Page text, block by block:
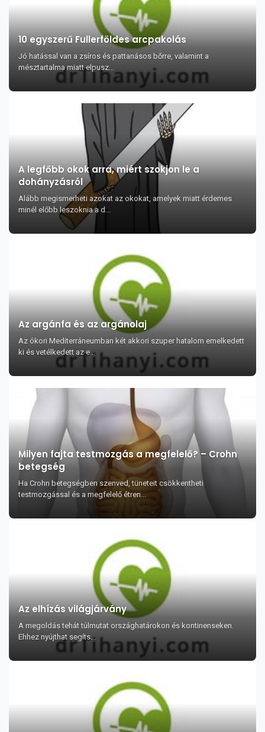
10 egyszerű Fullerföldes arcpakolás
Jó hatással van a zsíros és pattanásos bőrre, valamint a
mésztartalma miatt elpusz...
A legfőbb okok arra, miért szokjon le a
dohányzásról
Alább megismerheti azokat az okokat, amelyek miatt érdemes
minél előbb leszoknia a d...
Az argánfa és az argánolaj
Az ókori Mediterráneumban két akkori szuper hatalom emelkedett
ki és vetélkedett az e...
Milyen fajta testmozgás a megfelelő? – Crohn
betegség
Ha Crohn betegségben szenved, tüneteit csökkentheti
testmozgással és a megfelelő étren...
Az elhízás világjárvány
A megoldás tehát túlmutat országhatárokon és kontinenseken.
Ehhez nyújthat segíts...